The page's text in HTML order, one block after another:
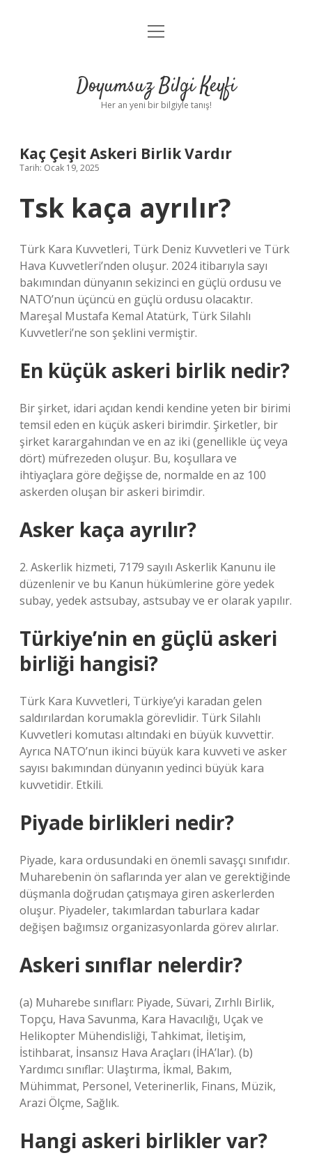
Anasayfa
Yasal Uyarı
menüyü
Doyumsuz Bilgi Keyfi
Her an yeni bir bilgiyle tanış!
Kaç Çeşit Askeri Birlik Vardır
Tarih: Ocak 19, 2025
Tsk kaça ayrılır?
Türk Kara Kuvvetleri, Türk Deniz Kuvvetleri ve Türk
Hava Kuvvetleri’nden oluşur. 2024 itibarıyla sayı
bakımından dünyanın sekizinci en güçlü ordusu ve
NATO’nun üçüncü en güçlü ordusu olacaktır.
Mareşal Mustafa Kemal Atatürk, Türk Silahlı
Kuvvetleri’ne son şeklini vermiştir.
En küçük askeri birlik nedir?
Bir şirket, idari açıdan kendi kendine yeten bir birimi
temsil eden en küçük askeri birimdir. Şirketler, bir
şirket karargahından ve en az iki (genellikle üç veya
dört) müfrezeden oluşur. Bu, koşullara ve
ihtiyaçlara göre değişse de, normalde en az 100
askerden oluşan bir askeri birimdir.
Asker kaça ayrılır?
2. Askerlik hizmeti, 7179 sayılı Askerlik Kanunu ile
düzenlenir ve bu Kanun hükümlerine göre yedek
subay, yedek astsubay, astsubay ve er olarak yapılır.
Türkiye’nin en güçlü askeri
birliği hangisi?
Türk Kara Kuvvetleri, Türkiye’yi karadan gelen
saldırılardan korumakla görevlidir. Türk Silahlı
Kuvvetleri komutası altındaki en büyük kuvvettir.
Ayrıca NATO’nun ikinci büyük kara kuvveti ve asker
sayısı bakımından dünyanın yedinci büyük kara
kuvvetidir. Etkili.
Piyade birlikleri nedir?
Piyade, kara ordusundaki en önemli savaşçı sınıfıdır.
Muharebenin ön saflarında yer alan ve gerektiğinde
düşmanla doğrudan çatışmaya giren askerlerden
oluşur. Piyadeler, takımlardan taburlara kadar
değişen bağımsız organizasyonlarda görev alırlar.
Askeri sınıflar nelerdir?
(a) Muharebe sınıfları: Piyade, Süvari, Zırhlı Birlik,
Topçu, Hava Savunma, Kara Havacılığı, Uçak ve
Helikopter Mühendisliği, Tahkimat, İletişim,
İstihbarat, İnsansız Hava Araçları (İHA’lar). (b)
Yardımcı sınıflar: Ulaştırma, İkmal, Bakım,
Mühimmat, Personel, Veterinerlik, Finans, Müzik,
Arazi Ölçme, Sağlık.
Hangi askeri birlikler var?